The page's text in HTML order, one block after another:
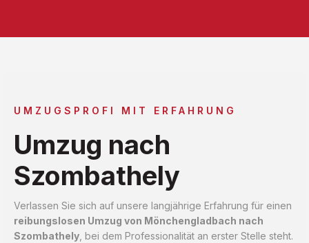
UMZUGSPROFI MIT ERFAHRUNG
Umzug nach
Szombathely
Verlassen Sie sich auf unsere langjährige Erfahrung für einen
reibungslosen Umzug von Mönchengladbach nach
Szombathely , bei dem Professionalität an erster Stelle steht.